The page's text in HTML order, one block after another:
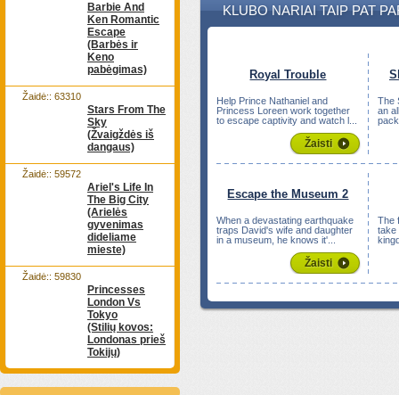
Barbie And
Ken Romantic
Escape
(Barbės ir
Keno
pabėgimas)
Stars From The
Sky
(Žvaigždės iš
dangaus)
Žaidė:: 63310
Ariel's Life In
The Big City
(Arielės
gyvenimas
dideliame
mieste)
Žaidė:: 59572
Princesses
London Vs
Tokyo
(Stilių kovos:
Londonas prieš
Tokijų)
Žaidė:: 59830
KLUBO NARIAI TAIP PAT
Royal Trouble
Help Prince Nathaniel and
Princess Loreen work together
to escape captivity and watch l...
Žaisti
The
an
Escape the Museum 2
When a devastating earthquake
traps David's wife and daughter
in a museum, he knows it'...
Žaisti
The
take